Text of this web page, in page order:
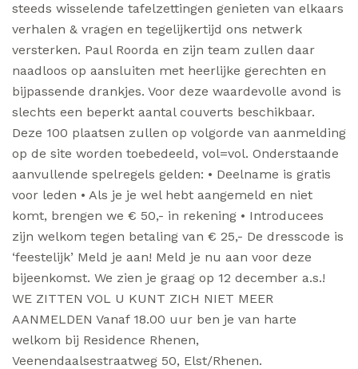
steeds wisselende tafelzettingen genieten van elkaars
verhalen & vragen en tegelijkertijd ons netwerk
versterken. Paul Roorda en zijn team zullen daar
naadloos op aansluiten met heerlijke gerechten en
bijpassende drankjes. Voor deze waardevolle avond is
slechts een beperkt aantal couverts beschikbaar.
Deze 100 plaatsen zullen op volgorde van aanmelding
op de site worden toebedeeld, vol=vol. Onderstaande
aanvullende spelregels gelden: • Deelname is gratis
voor leden • Als je je wel hebt aangemeld en niet
komt, brengen we € 50,- in rekening • Introducees
zijn welkom tegen betaling van € 25,- De dresscode is
‘feestelijk’ Meld je aan! Meld je nu aan voor deze
bijeenkomst. We zien je graag op 12 december a.s.!
WE ZITTEN VOL U KUNT ZICH NIET MEER
AANMELDEN Vanaf 18.00 uur ben je van harte
welkom bij Residence Rhenen,
Veenendaalsestraatweg 50, Elst/Rhenen.